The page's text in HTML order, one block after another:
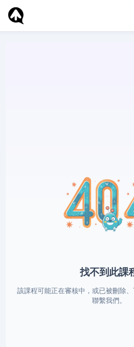
找不到此課
該課程可能正在審核中，或已被刪除
聯繫我們。